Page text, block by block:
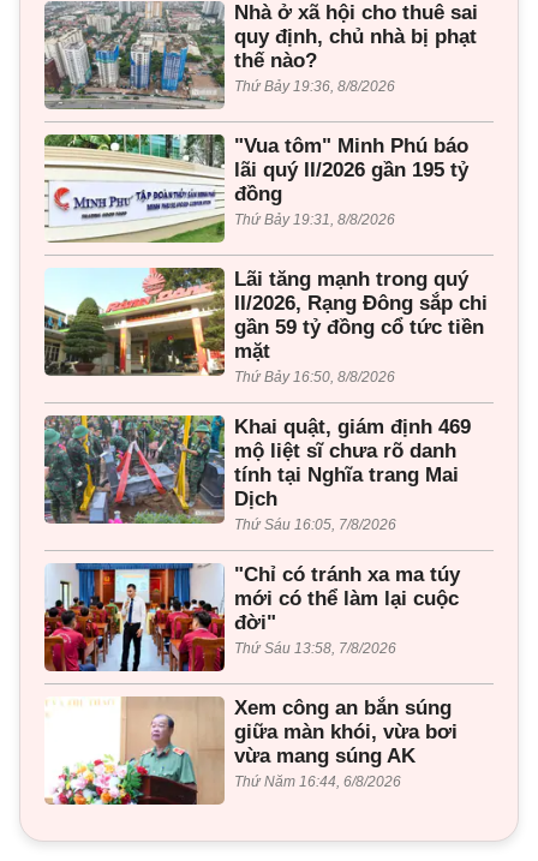
Nhà ở xã hội cho thuê sai
quy định, chủ nhà bị phạt
thế nào?
Thứ Bảy 19:36, 8/8/2026
"Vua tôm" Minh Phú báo
lãi quý II/2026 gần 195 tỷ
đồng
Thứ Bảy 19:31, 8/8/2026
Lãi tăng mạnh trong quý
II/2026, Rạng Đông sắp chi
gần 59 tỷ đồng cổ tức tiền
mặt
Thứ Bảy 16:50, 8/8/2026
Khai quật, giám định 469
mộ liệt sĩ chưa rõ danh
tính tại Nghĩa trang Mai
Dịch
Thứ Sáu 16:05, 7/8/2026
"Chỉ có tránh xa ma túy
mới có thể làm lại cuộc
đời"
Thứ Sáu 13:58, 7/8/2026
Xem công an bắn súng
giữa màn khói, vừa bơi
vừa mang súng AK
Thứ Năm 16:44, 6/8/2026